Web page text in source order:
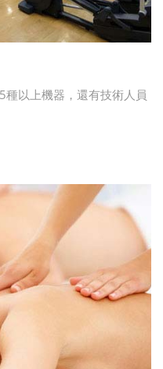
以上機器，還有技術人員